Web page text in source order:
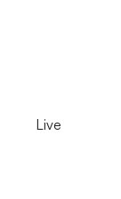
Live